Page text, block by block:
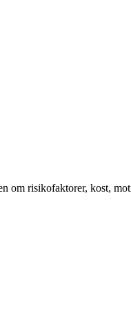
om risikofaktorer, kost,